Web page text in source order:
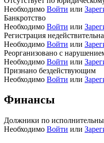
Необходимо Войти или
Банкротство
Необходимо Войти или
Регистрация недействительна
Необходимо Войти или
Реорганизовано с
Необходимо Войти или
Признано бездействующим
Необходимо Войти или
Финансы
Должники по
Необходимо Войти или